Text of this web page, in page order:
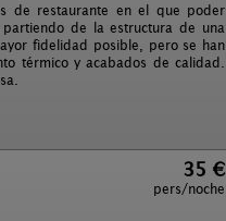
de restaurante en el que poder
de la estructura de una
fidelidad posible, pero se han
térmico y acabados de calidad.
35 €
pers/noche